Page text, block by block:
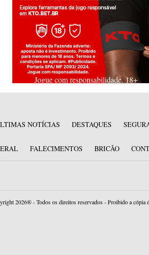
Jogue com responsabilidade. 18+
NOTÍCIAS DESTAQUES
FALECIMENTOS BRICÃO
2026® - Todos os direitos reservados - Proibido a cópia